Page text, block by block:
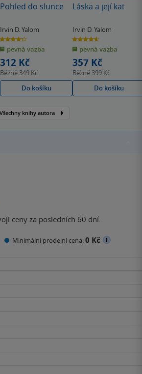
Pohled do slunce
Irvin D. Yalom
4.3
z
5
hvězdiček
pevná vazba
312 Kč
Běžně 349 Kč
Do košíku
Láska a její kat
Irvin D. Yalom
4.6
z
5
hvězdiček
pevná vazba
357 Kč
Běžně 399 Kč
Do košíku
Všechny knihy autora
ceny za posledních 60 dní.
Minimální prodejní cena:0 Kč